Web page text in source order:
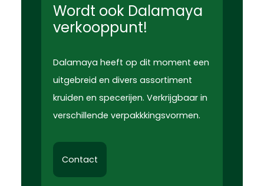
Wordt ook Dalamaya
verkooppunt!
Dalamaya heeft op dit moment een
uitgebreid en divers assortiment
kruiden en specerijen. Verkrijgbaar in
verschillende verpakkkingsvormen.
Contact